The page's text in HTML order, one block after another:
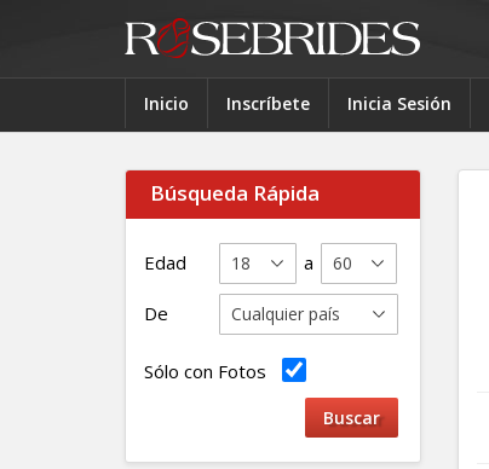
Inicio Inscríbete Inicia Sesión
Búsqueda Rápida
Edad a
De
Sólo con Fotos